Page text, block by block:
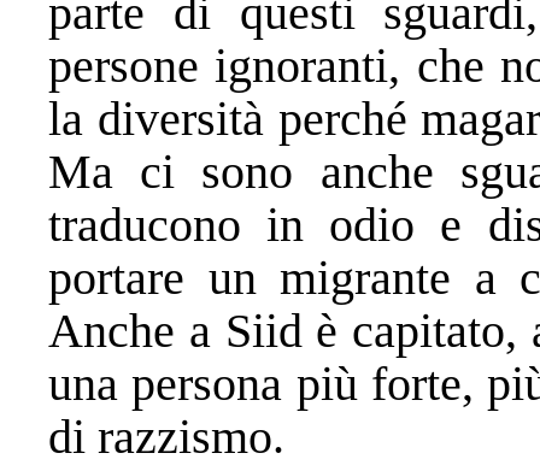
parte di questi
persone ignoranti, che
la diversità perché
Ma ci sono anche
traducono in odio e
portare un migrante a
Anche a Siid è capitato,
una persona più forte,
di razzismo.